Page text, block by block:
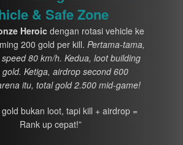
& Safe Zone
Heroic dengan rotasi vehicle ke
200 gold per kill. Pertama-tama,
80 km/h. Kedua, loot building
Ketiga, airdrop second 600
itu, total gold 2.500 mid-game!
gold bukan loot, tapi kill + airdrop =
Rank up cepat!”